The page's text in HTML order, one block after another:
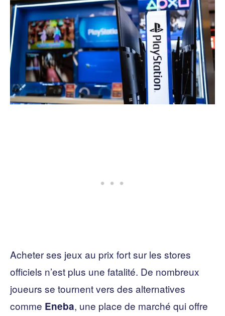
Acheter ses jeux au prix fort sur les stores
officiels n’est plus une fatalité. De nombreux
joueurs se tournent vers des alternatives
comme Eneba, une place de marché qui offre